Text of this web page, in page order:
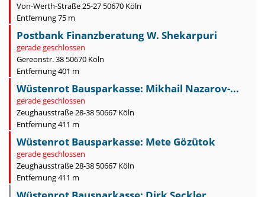
Von-Werth-Straße 25-27 50670 Köln
Entfernung 75 m
Postbank Finanzberatung W. Shekarpuri
gerade geschlossen
Gereonstr. 38 50670 Köln
Entfernung 401 m
Wüstenrot Bausparkasse: Mikhail Nazarov-...
gerade geschlossen
Zeughausstraße 28-38 50667 Köln
Entfernung 411 m
Wüstenrot Bausparkasse: Mete Gözütok
gerade geschlossen
Zeughausstraße 28-38 50667 Köln
Entfernung 411 m